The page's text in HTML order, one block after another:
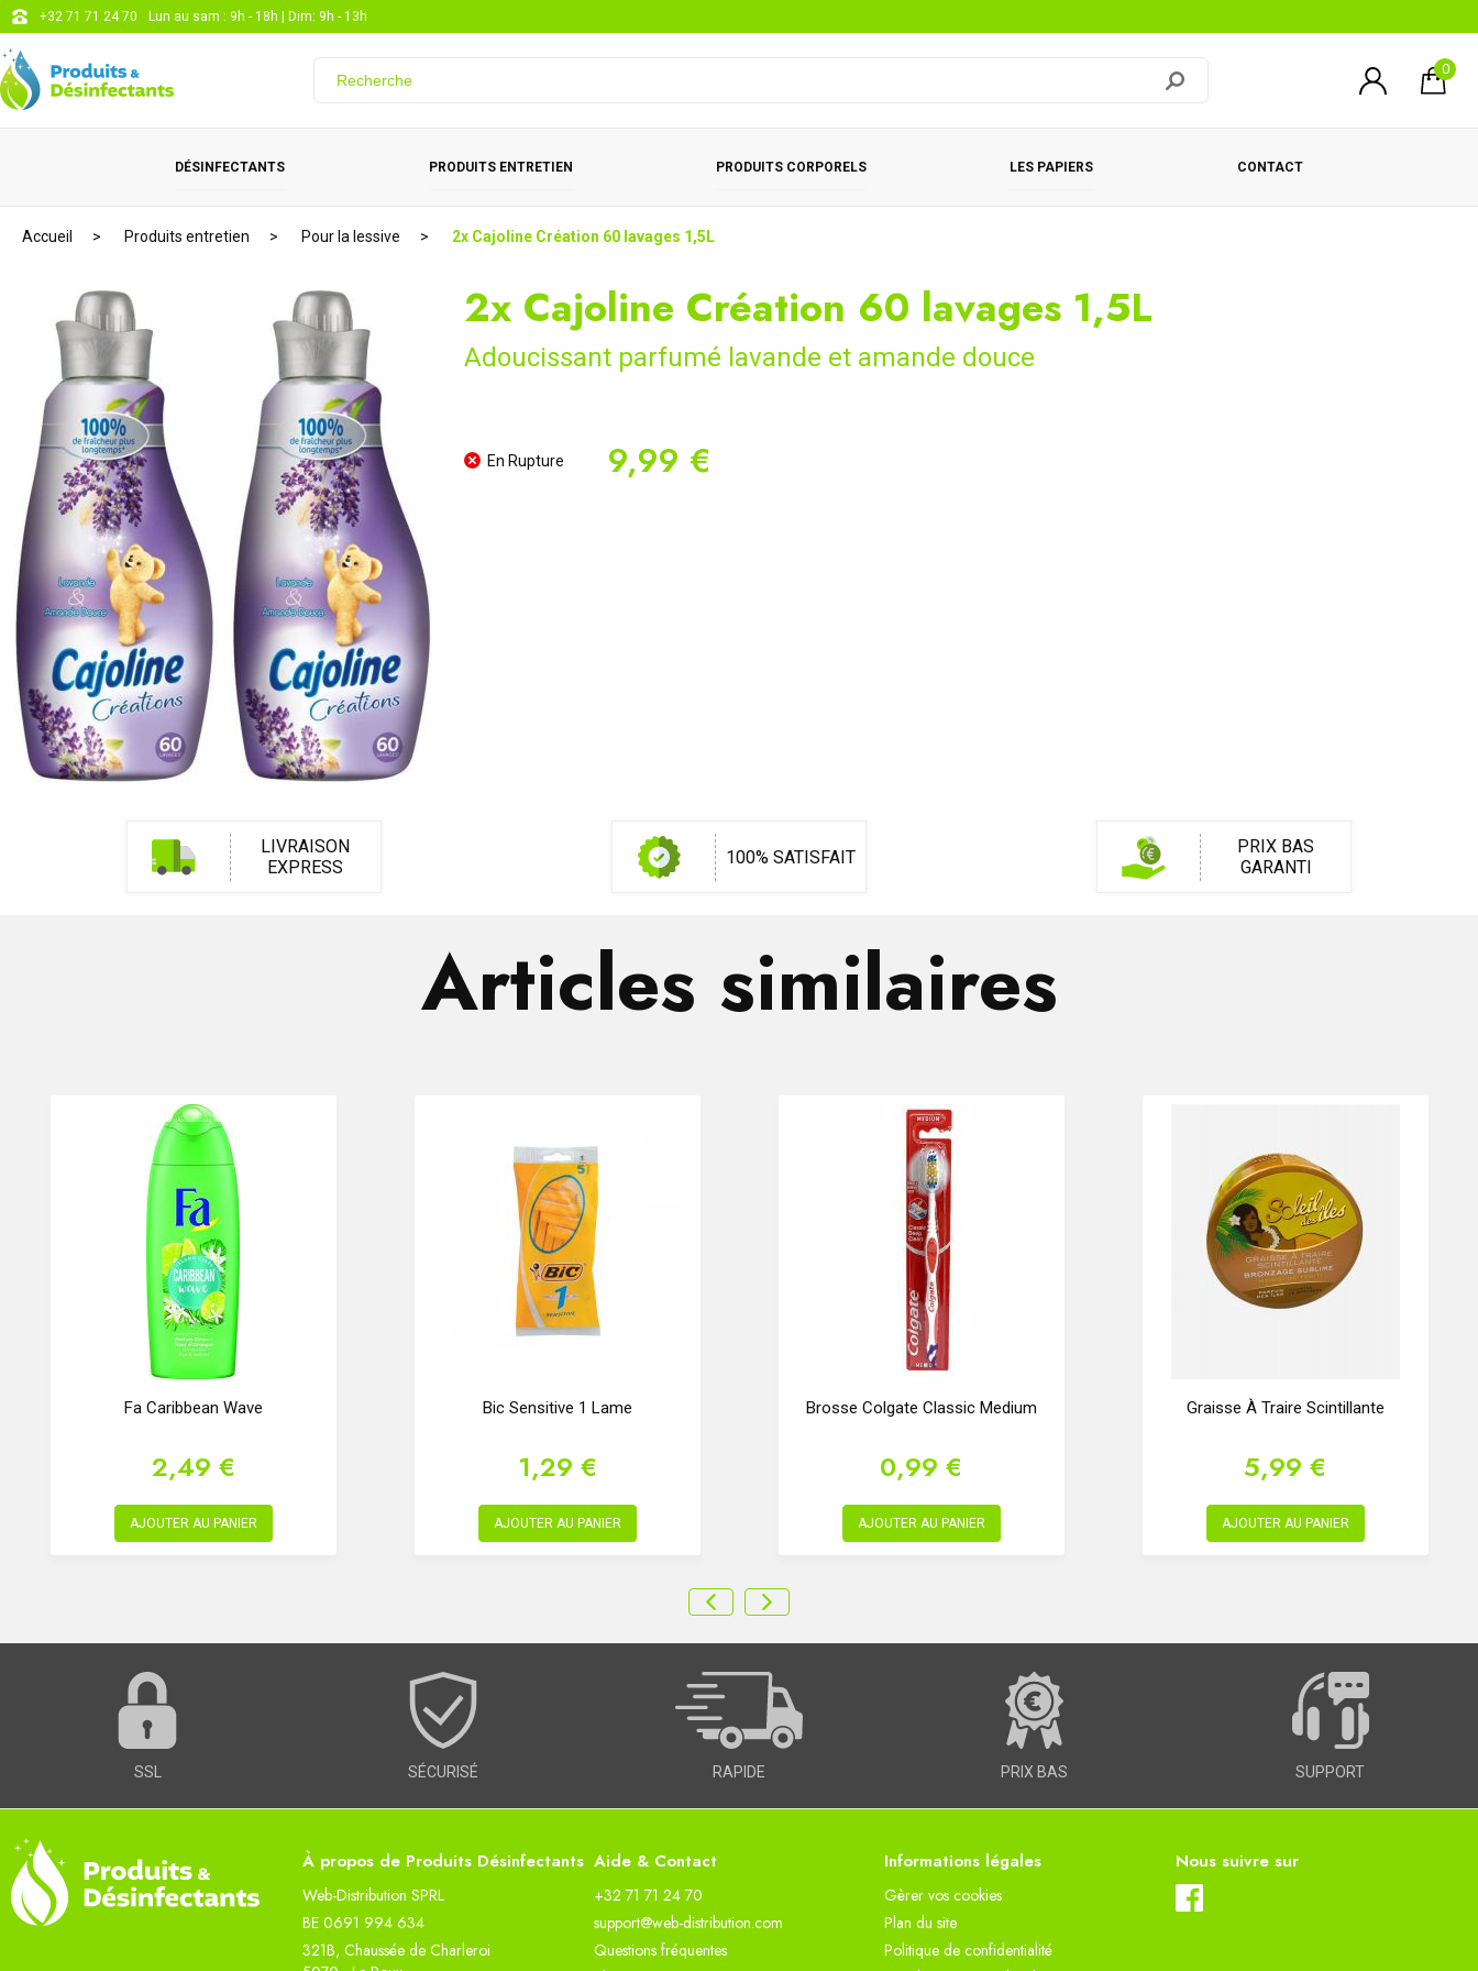
+32 71 71 24 70 Lun au sam : 9h - 18h | Dim: 9h - 13h
0
DÉSINFECTANTS PRODUITS ENTRETIEN PRODUITS CORPORELS LES PAPIERS CONTACT
Accueil Produits entretien Pour la lessive 2x Cajoline Création 60 lavages 1,5L
2x Cajoline Création 60 lavages 1,5L
Adoucissant parfumé lavande et amande douce
En Rupture 9,99 €
LIVRAISON
EXPRESS
100% SATISFAIT
PRIX BAS
GARANTI
Articles similaires
Fa Caribbean Wave
2,49 €
AJOUTER AU PANIER
Bic Sensitive 1 Lame
1,29 €
AJOUTER AU PANIER
Brosse Colgate Classic Medium
0,99 €
AJOUTER AU PANIER
Graisse À Traire Scintillante
5,99 €
AJOUTER AU PANIER
SSL SÉCURISÉ RAPIDE PRIX BAS SUPPORT
À propos de Produits Désinfectants
Web-Distribution SPRL
BE 0691 994 634
321B, Chaussée de Charleroi
Aide & Contact
+32 71 71 24 70
support@web-distribution.com
Questions fréquentes
Informations légales
Gèrer vos cookies
Plan du site
Politique de confidentialité
Nous suivre sur